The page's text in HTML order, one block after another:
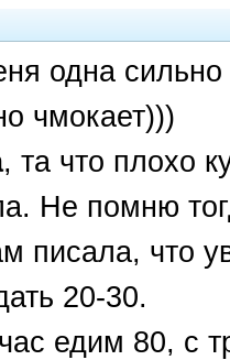
одна сильно
чмокает)))
, та что плохо
Не помню
писала, что
20-30.
едим 80, с